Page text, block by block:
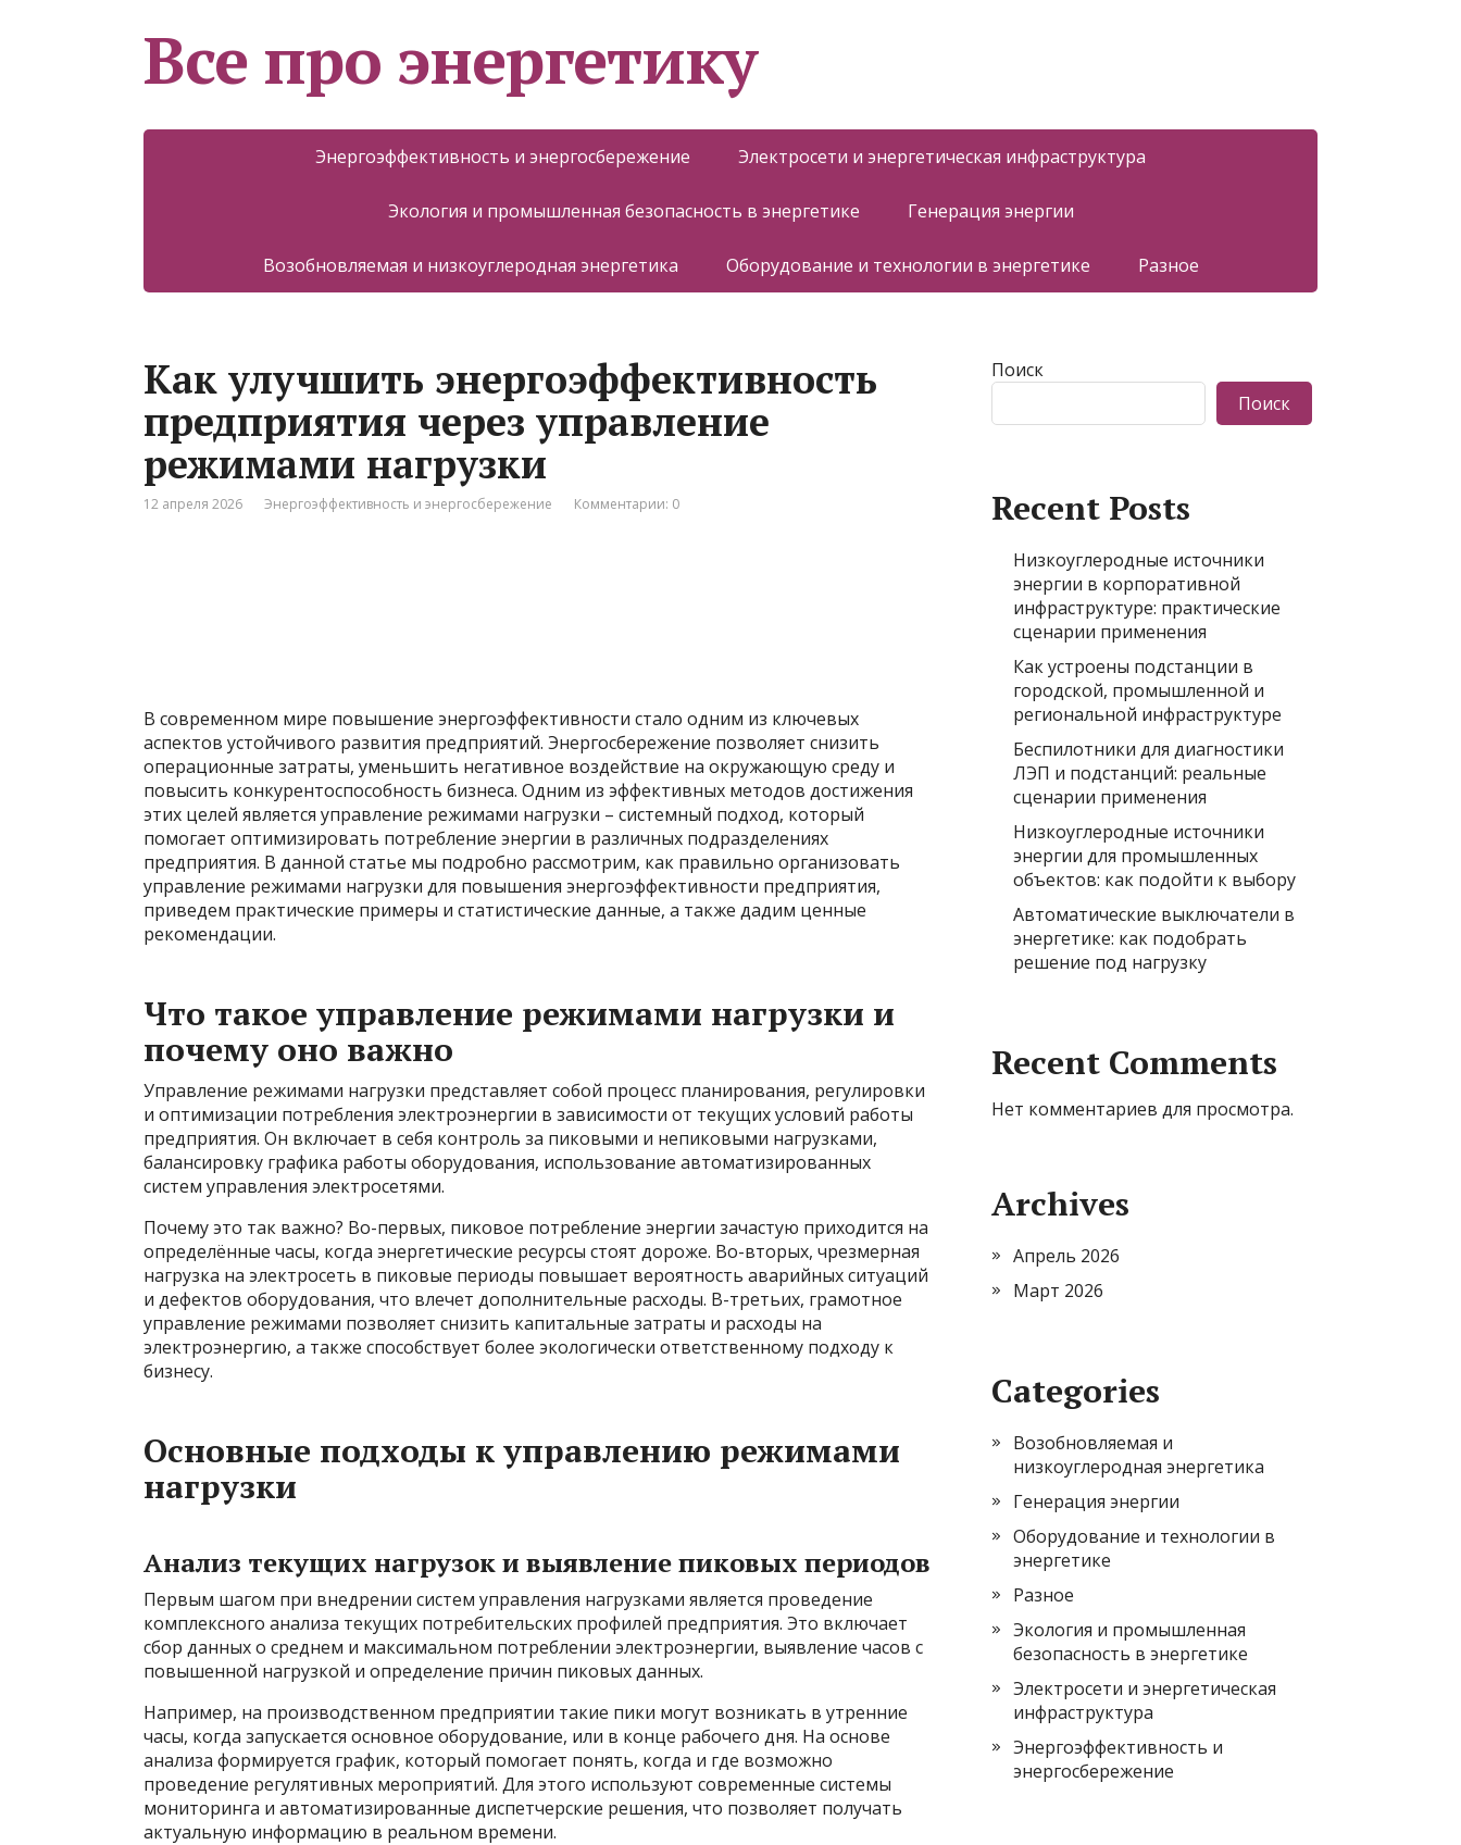
Все про энергетику
Энергоэффективность и энергосбережение Электросети и энергетическая инфраструктура
Экология и промышленная безопасность в энергетике Генерация энергии
Возобновляемая и низкоуглеродная энергетика Оборудование и технологии в энергетике Разное
Как улучшить энергоэффективность
предприятия через управление
режимами нагрузки
12 апреля 2026 Энергоэффективность и энергосбережение Комментарии: 0
В современном мире повышение энергоэффективности стало одним из ключевых
аспектов устойчивого развития предприятий. Энергосбережение позволяет снизить
операционные затраты, уменьшить негативное воздействие на окружающую среду и
повысить конкурентоспособность бизнеса. Одним из эффективных методов достижения
этих целей является управление режимами нагрузки – системный подход, который
помогает оптимизировать потребление энергии в различных подразделениях
предприятия. В данной статье мы подробно рассмотрим, как правильно организовать
управление режимами нагрузки для повышения энергоэффективности предприятия,
приведем практические примеры и статистические данные, а также дадим ценные
рекомендации.
Что такое управление режимами нагрузки и
почему оно важно
Управление режимами нагрузки представляет собой процесс планирования, регулировки
и оптимизации потребления электроэнергии в зависимости от текущих условий работы
предприятия. Он включает в себя контроль за пиковыми и непиковыми нагрузками,
балансировку графика работы оборудования, использование автоматизированных
систем управления электросетями.
Почему это так важно? Во-первых, пиковое потребление энергии зачастую приходится на
определённые часы, когда энергетические ресурсы стоят дороже. Во-вторых, чрезмерная
нагрузка на электросеть в пиковые периоды повышает вероятность аварийных ситуаций
и дефектов оборудования, что влечет дополнительные расходы. В-третьих, грамотное
управление режимами позволяет снизить капитальные затраты и расходы на
электроэнергию, а также способствует более экологически ответственному подходу к
бизнесу.
Основные подходы к управлению режимами
нагрузки
Анализ текущих нагрузок и выявление пиковых периодов
Первым шагом при внедрении систем управления нагрузками является проведение
комплексного анализа текущих потребительских профилей предприятия. Это включает
сбор данных о среднем и максимальном потреблении электроэнергии, выявление часов с
повышенной нагрузкой и определение причин пиковых данных.
Например, на производственном предприятии такие пики могут возникать в утренние
часы, когда запускается основное оборудование, или в конце рабочего дня. На основе
анализа формируется график, который помогает понять, когда и где возможно
проведение регулятивных мероприятий. Для этого используют современные системы
мониторинга и автоматизированные диспетчерские решения, что позволяет получать
актуальную информацию в реальном времени.
Поиск
Поиск
Recent Posts
Низкоуглеродные источники
энергии в корпоративной
инфраструктуре: практические
сценарии применения
Как устроены подстанции в
городской, промышленной и
региональной инфраструктуре
Беспилотники для диагностики
ЛЭП и подстанций: реальные
сценарии применения
Низкоуглеродные источники
энергии для промышленных
объектов: как подойти к выбору
Автоматические выключатели в
энергетике: как подобрать
решение под нагрузку
Recent Comments
Нет комментариев для просмотра.
Archives
Апрель 2026
Март 2026
Categories
Возобновляемая и
низкоуглеродная энергетика
Генерация энергии
Оборудование и технологии в
энергетике
Разное
Экология и промышленная
безопасность в энергетике
Электросети и энергетическая
инфраструктура
Энергоэффективность и
энергосбережение